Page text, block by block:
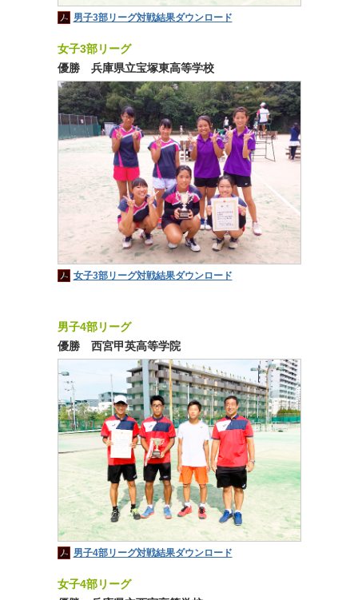
男子3部リーグ対戦結果ダウンロード
女子3部リーグ
優勝 兵庫県立宝塚東高等学校
女子3部リーグ対戦結果ダウンロード
男子4部リーグ
優勝 西宮甲英高等学院
男子4部リーグ対戦結果ダウンロード
女子4部リーグ